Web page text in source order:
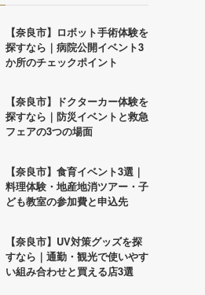
【奈良市】ロボット手術体験を
探すなら｜病院公開イベント3
か所のチェックポイント
【奈良市】ドクターカー体験を
探すなら｜防災イベントと救急
フェアの3つの場面
【奈良市】食育イベント3選｜
料理体験・地産地消ツアー・子
ども教室の参加費と申込先
【奈良市】UV対策グッズを探
すなら｜通勤・観光で使いやす
い組み合わせと買える店3選